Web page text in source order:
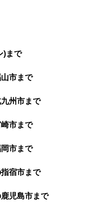
)まで
市まで
州市まで
市まで
市まで
宿市まで
児島市まで